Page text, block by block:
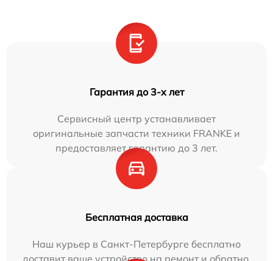
Гарантия до 3-х лет
Сервисный центр устанавливает
оригинальные запчасти техники FRANKE и
предоставляет гарантию до 3 лет.
Бесплатная доставка
Наш курьер в Санкт-Петербурге бесплатно